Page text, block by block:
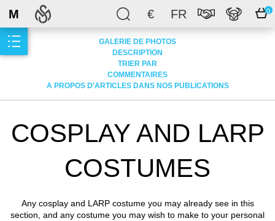
€ FR 0
M
GALERIE DE PHOTOS
DESCRIPTION
TRIER PAR
COMMENTAIRES
A PROPOS D'ARTICLES DANS NOS PUBLICATIONS
COSPLAY AND LARP
COSTUMES
Any cosplay and LARP costume you may already see in this
section, and any costume you may wish to make to your personal